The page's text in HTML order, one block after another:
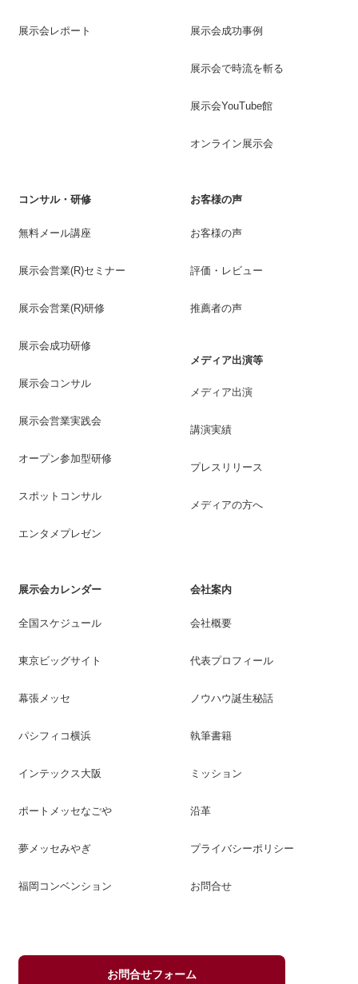
展示会レポート 展示会成功事例
展示会で時流を斬る
展示会YouTube館
オンライン展示会
コンサル・研修
無料メール講座
展示会営業(R)セミナー
展示会営業(R)研修
展示会成功研修
展示会コンサル
展示会営業実践会
オープン参加型研修
スポットコンサル
エンタメプレゼン
お客様の声
お客様の声
評価・レビュー
推薦者の声
メディア出演等
メディア出演
講演実績
プレスリリース
メディアの方へ
展示会カレンダー
全国スケジュール
東京ビッグサイト
幕張メッセ
パシフィコ横浜
インテックス大阪
ポートメッセなごや
夢メッセみやぎ
福岡コンベンション
会社案内
会社概要
代表プロフィール
ノウハウ誕生秘話
執筆書籍
ミッション
沿革
プライバシーポリシー
お問合せ
お問合せフォーム